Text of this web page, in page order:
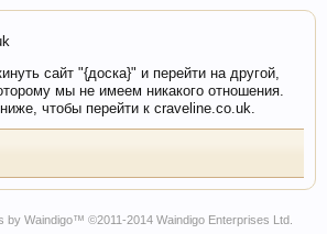
сайт "{доска}" и перейти на другой,
мы не имеем никакого отношения.
чтобы перейти к craveline.co.uk.
by Waindigo™ ©2011-2014 Waindigo Enterprises Ltd.